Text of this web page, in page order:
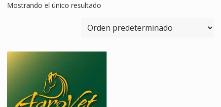
Mostrando el único resultado